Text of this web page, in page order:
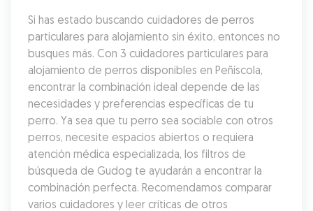
Si has estado buscando cuidadores de perros
particulares para alojamiento sin éxito, entonces no
busques más. Con 3 cuidadores particulares para
alojamiento de perros disponibles en Peñíscola,
encontrar la combinación ideal depende de las
necesidades y preferencias específicas de tu
perro. Ya sea que tu perro sea sociable con otros
perros, necesite espacios abiertos o requiera
atención médica especializada, los filtros de
búsqueda de Gudog te ayudarán a encontrar la
combinación perfecta. Recomendamos comparar
varios cuidadores y leer críticas de otros